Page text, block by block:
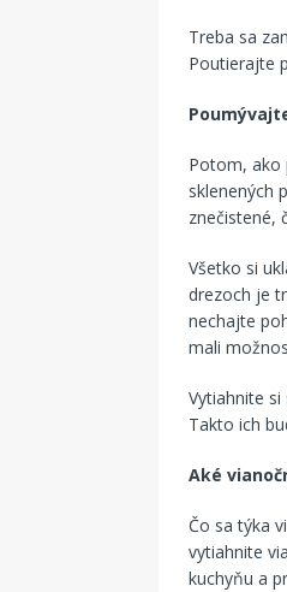
Treba sa
Poutierajte
Potom, ako
sklenených
znečistené,
Všetko si
drezoch je
nechajte
mali
Vytiahnite
Takto ich
Aké
Čo sa týka
vytiahnite
kuchyňu a